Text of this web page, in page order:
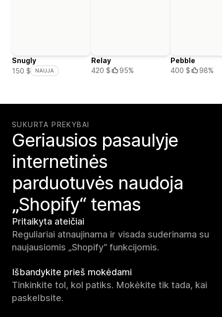
Snugly
150 $
NAUJA
Relay
420 $
95%
Pebble
400 $
98%
SUKURTA PREKYBAI
Geriausios pasaulyje
internetinės
parduotuvės naudoja
„Shopify“ temas
Pritaikyta ateičiai
Reguliariai atnaujinama ir visada suderinama su
naujausiomis „Shopify“ funkcijomis.
Išbandykite prieš mokėdami
Tinkinkite tol, kol patiks. Mokėkite tik tada, kai
paskelbsite.